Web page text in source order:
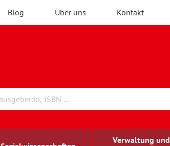
Blog Über uns Kontakt
Verwaltung und